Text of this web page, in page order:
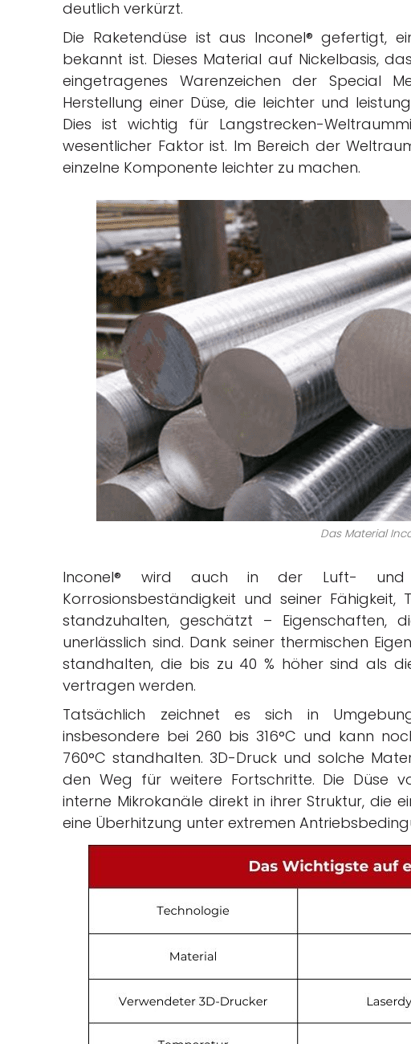
deutlich verkürzt.
Die Raketendüse ist aus Inconel® gefertigt,
bekannt ist. Dieses Material auf Nickelbasis,
eingetragenes Warenzeichen der Special
Herstellung einer Düse, die leichter und
Dies ist wichtig für Langstrecken-
wesentlicher Faktor ist. Im Bereich der
einzelne Komponente leichter zu machen.
Das Material
Inconel® wird auch in der Luft- und
Korrosionsbeständigkeit und seiner
standzuhalten, geschätzt – Eigenschaften,
unerlässlich sind. Dank seiner thermischen
standhalten, die bis zu 40 % höher sind als
vertragen werden.
Tatsächlich zeichnet es sich in
insbesondere bei 260 bis 316°C und kann
760°C standhalten. 3D-Druck und solche
den Weg für weitere Fortschritte. Die Düse
interne Mikrokanäle direkt in ihrer Struktur, die
eine Überhitzung unter extremen